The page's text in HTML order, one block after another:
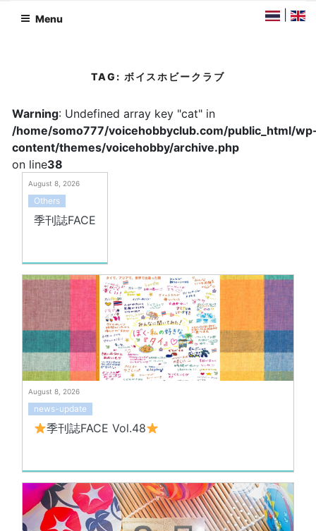
Menu |
TAG: ボイスホビークラブ
Warning: Undefined array key "cat" in
/home/somo777/voicehobbyclub.com/public_html/
content/themes/voicehobby/archive.php
on line38
August 8, 2026
Others
季刊誌FACE
August 8, 2026
news-update
季刊誌FACE Vol.48